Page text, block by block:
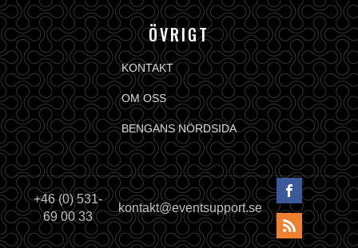
ÖVRIGT
KONTAKT
OM OSS
BENGANS NÖRDSIDA
+46 (0) 531-
69 00 33
kontakt@eventsupport.se